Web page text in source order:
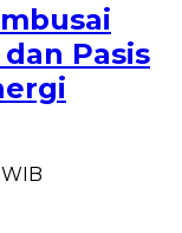
Pasis